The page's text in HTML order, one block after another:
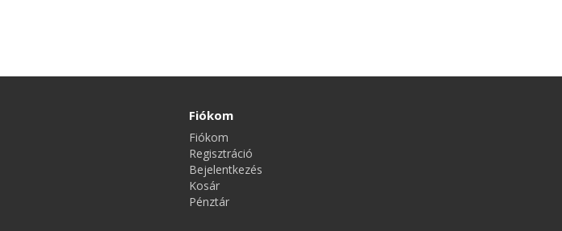
Fiókom
Fiókom
Regisztráció
Bejelentkezés
Kosár
Pénztár